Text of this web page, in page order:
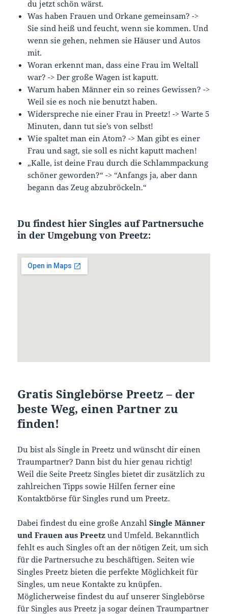
du jetzt schön wärst.
Was haben Frauen und Orkane gemeinsam? ->
Sie sind heiß und feucht, wenn sie kommen. Und
wenn sie gehen, nehmen sie Häuser und Autos
mit.
Woran erkennt man, dass eine Frau im Weltall
war? -> Der große Wagen ist kaputt.
Warum haben Männer ein so reines Gewissen? ->
Weil sie es noch nie benutzt haben.
Widerspreche nie einer Frau in Preetz! -> Warte 5
Minuten, dann tut sie’s von selbst!
Wie spaltet man ein Atom? -> Man gibt es einer
Frau und sagt, sie soll es nicht kaputt machen!
„Kalle, ist deine Frau durch die Schlammpackung
schöner geworden?“ -> “Anfangs ja, aber dann
begann das Zeug abzubröckeln.“
Du findest hier Singles auf Partnersuche
in der Umgebung von Preetz:
Gratis Singlebörse Preetz – der
beste Weg, einen Partner zu
finden!
Du bist als Single in Preetz und wünscht dir einen
Traumpartner? Dann bist du hier genau richtig!
Weil die Seite Preetz Singles bietet dir zusätzlich zu
zahlreichen Tipps sowie Hilfen ferner eine
Kontaktbörse für Singles rund um Preetz.
Dabei findest du eine große AnzahlSingle Männer
und Frauen aus Preetz und Umfeld. Bekanntlich
fehlt es auch Singles oft an der nötigen Zeit, um sich
für die Partnersuche zu beschäftigen. Seiten wie
Singles Preetz bieten die perfekte Möglichkeit für
Singles, um neue Kontakte zu knüpfen.
Möglicherweise findest du auf unserer Singlebörse
für Singles aus Preetz ja sogar deinen Traumpartner